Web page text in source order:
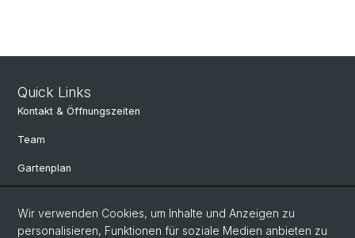
Quick Links
Kontakt & Öffnungszeiten
Team
Gartenplan
Herbarien Basel
Wir verwenden Cookies, um Inhalte und Anzeigen zu
personalisieren, Funktionen für soziale Medien anbieten zu